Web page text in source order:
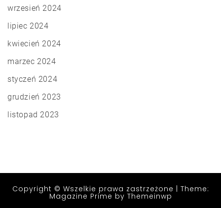
wrzesień 2024
lipiec 2024
kwiecień 2024
marzec 2024
styczeń 2024
grudzień 2023
listopad 2023
Copyright © Wszelkie prawa zastrzeżone Theme:
Magazine Prime by Themeinwp